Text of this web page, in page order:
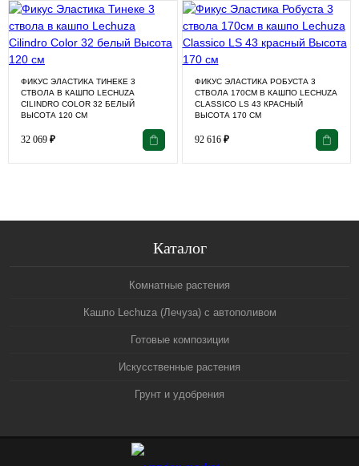
ФИКУС ЭЛАСТИКА ТИНЕКЕ 3
СТВОЛА В КАШПО LECHUZA
CILINDRO COLOR 32 БЕЛЫЙ
ВЫСОТА 120 СМ
32 069 ₽
ФИКУС ЭЛАСТИКА РОБУСТА 3
СТВОЛА 170СМ В КАШПО LECHUZA
CLASSICO LS 43 КРАСНЫЙ
ВЫСОТА 170 СМ
92 616 ₽
Каталог
Комнатные растения
Кашпо Lechuza (Лечуза) с автополивом
Готовые композиции
Искусственные растения
Грунт и удобрения